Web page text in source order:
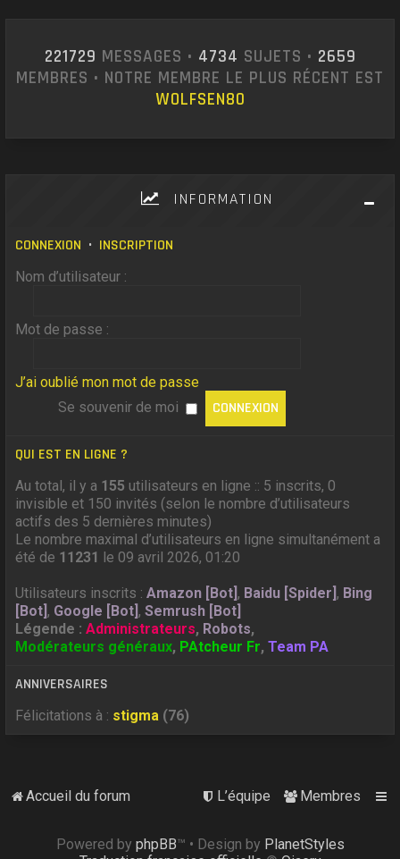
221729 MESSAGES • 4734 SUJETS • 2659
MEMBRES • NOTRE MEMBRE LE PLUS RÉCENT EST
WOLFSEN80
INFORMATION
CONNEXION • INSCRIPTION
Nom d’utilisateur :
Mot de passe :
J’ai oublié mon mot de passe
Se souvenir de moi
QUI EST EN LIGNE ?
Au total, il y a 155 utilisateurs en ligne :: 5 inscrits, 0
invisible et 150 invités (selon le nombre d’utilisateurs
actifs des 5 dernières minutes)
Le nombre maximal d’utilisateurs en ligne simultanément a
été de 11231 le 09 avril 2026, 01:20
Utilisateurs inscrits :Amazon [Bot], Baidu [Spider], Bing
[Bot], Google [Bot],Semrush [Bot]
Légende :Administrateurs, Robots,
Modérateurs généraux, PAtcheur Fr,Team PA
ANNIVERSAIRES
Félicitations à : stigma (76)
Accueil du forum Membres
L’équipe
Powered by phpBB™ • Design by PlanetStyles